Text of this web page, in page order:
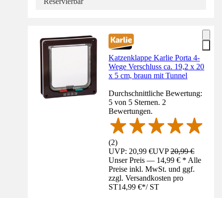
Katzenklappe Karlie Porta 4-
Wege Verschluss ca. 19,2 x 20
x 5 cm, braun mit Tunnel
Durchschnittliche Bewertung:
5 von 5 Sternen. 2
Bewertungen.
(2)
UVP: 20,99 €UVP20,99 €
Unser Preis — 14,99 € * Alle
Preise inkl. MwSt. und ggf.
zzgl. Versandkosten pro
ST14,99 €*/ ST